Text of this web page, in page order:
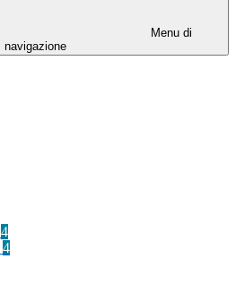
Menu di
navigazione
4
4